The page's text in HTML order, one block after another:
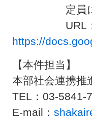
定員に達し
URL
https://
【本件担当】
本部社会連携推
TEL：03-5841-
E-mail：